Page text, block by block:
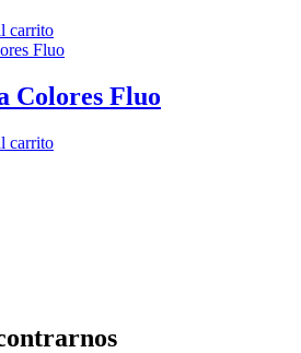
carrito
Colores Fluo
carrito